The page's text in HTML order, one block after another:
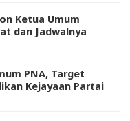
Ketua Umum
dan Jadwalnya
PNA, Target
Kejayaan Partai